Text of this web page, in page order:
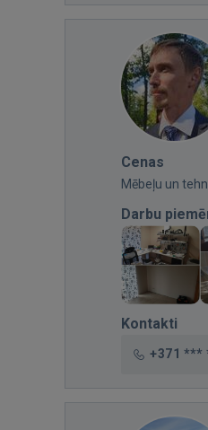
Cenas
Mēbeļu un
Darbu
Kontakti
+371 ***